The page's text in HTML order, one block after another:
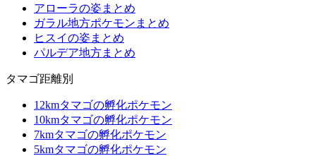
アローラの姿まとめ
ガラル地方ポケモンまとめ
ヒスイの姿まとめ
パルデア地方まとめ
タマゴ距離別
12kmタマゴの孵化ポケモン
10kmタマゴの孵化ポケモン
7kmタマゴの孵化ポケモン
5kmタマゴの孵化ポケモン